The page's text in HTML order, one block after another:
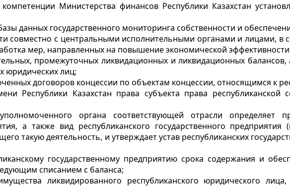
Министерства финансов Республики Казахстан
данных государственного мониторинга собственности и
совместно с центральными исполнительными органами и лицами, в
мер, направленных на повышение экономической
промежуточных ликвидационных и ликвидационных
юридических лиц;
договоров концессии по объектам концессии, относящимся к
Республики Казахстан права субъекта права
органа соответствующей отрасли определяет
а также вид республиканского государственного
такую деятельность, и утверждает устав республиканских
государственному предприятию срока содержания и
списанием с баланса;
ликвидированного республиканского юридического